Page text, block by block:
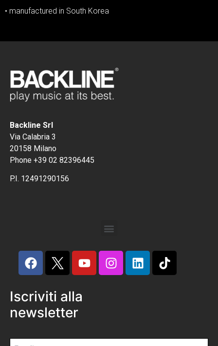
• manufactured in South Korea
Backline Srl
Via Calabria 3
20158 Milano
Phone +39 02 82396445
P.I. 12491290156
Iscriviti alla
newsletter